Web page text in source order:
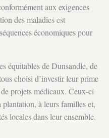
aux exigences
des maladies est
économiques pour
équitables de Dunsandle, de
choisi d’investir leur prime
projets médicaux. Ceux-ci
à leurs familles et,
locales dans leur ensemble.